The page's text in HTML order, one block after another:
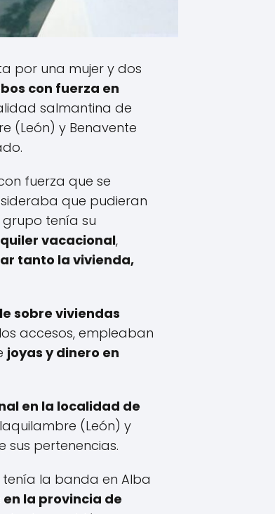
por una mujer y dos
con fuerza en
salmantina de
(León) y Benavente
fuerza que se
que pudieran
tenía su
vacacional,
tanto la vivienda,
sobre viviendas
accesos, empleaban
joyas y dinero en
en la localidad de
(León) y
sus pertenencias.
la banda en Alba
la provincia de